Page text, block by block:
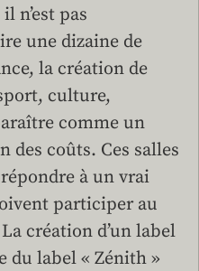
n’est pas
une dizaine de
la création de
culture,
comme un
des coûts. Ces salles
à un vrai
participer au
création d’un label
du label « Zénith »